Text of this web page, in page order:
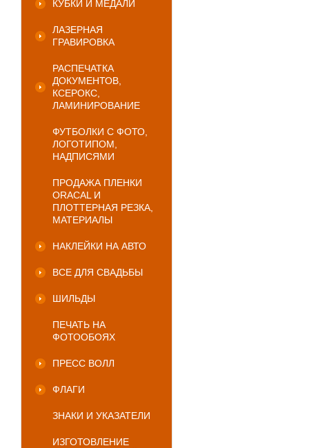
КУБКИ И МЕДАЛИ
ЛАЗЕРНАЯ
ГРАВИРОВКА
РАСПЕЧАТКА
ДОКУМЕНТОВ,
КСЕРОКС,
ЛАМИНИРОВАНИЕ
ФУТБОЛКИ С ФОТО,
ЛОГОТИПОМ,
НАДПИСЯМИ
ПРОДАЖА ПЛЕНКИ
ORACAL И
ПЛОТТЕРНАЯ РЕЗКА,
МАТЕРИАЛЫ
НАКЛЕЙКИ НА АВТО
ВСЕ ДЛЯ СВАДЬБЫ
ШИЛЬДЫ
ПЕЧАТЬ НА
ФОТООБОЯХ
ПРЕСС ВОЛЛ
ФЛАГИ
ЗНАКИ И УКАЗАТЕЛИ
ИЗГОТОВЛЕНИЕ